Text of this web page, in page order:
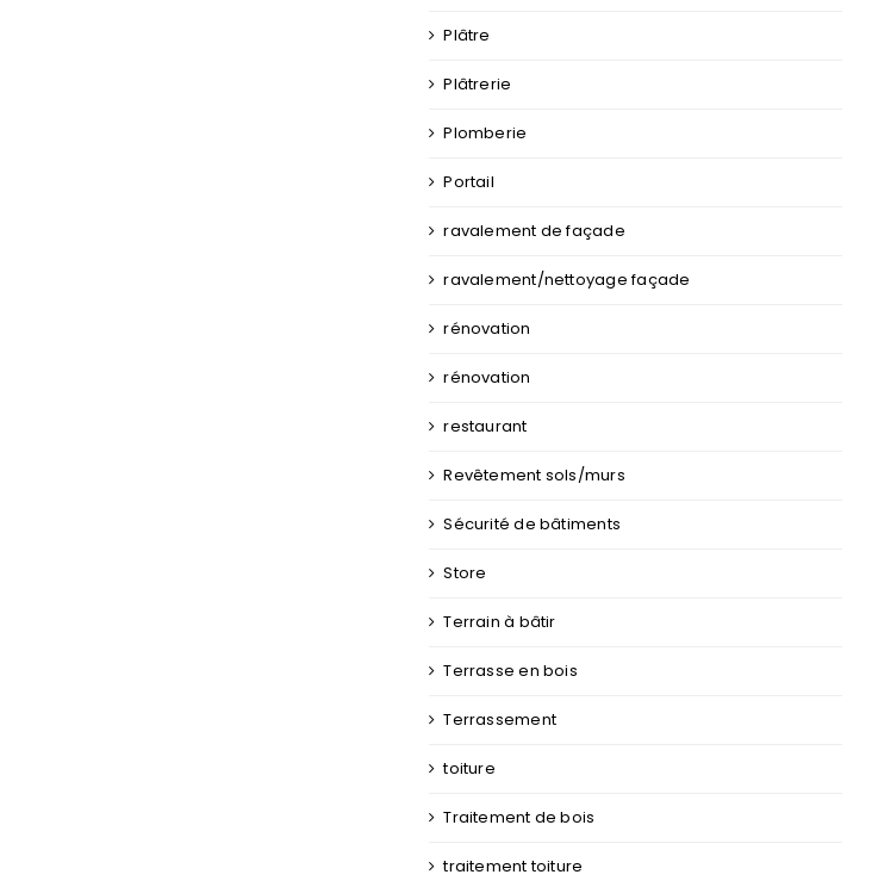
Plâtre
Plâtrerie
Plomberie
Portail
ravalement de façade
ravalement/nettoyage façade
rénovation
rénovation
restaurant
Revêtement sols/murs
Sécurité de bâtiments
Store
Terrain à bâtir
Terrasse en bois
Terrassement
toiture
Traitement de bois
traitement toiture